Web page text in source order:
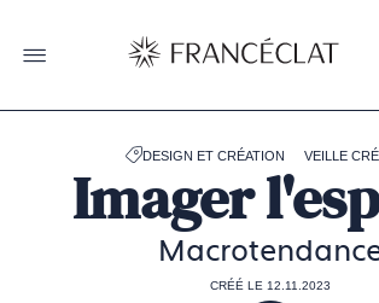
la
page
de
DESIGN ET CRÉATION VEILLE
Imager
CRÉÉ LE 12.11.2023